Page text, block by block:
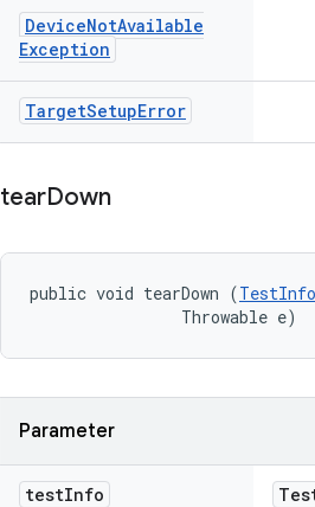
DeviceNotAvailable
Exception
TargetSetupError
tearDown
public void tearDown (
                Throwable e)
Parameter
testInfo